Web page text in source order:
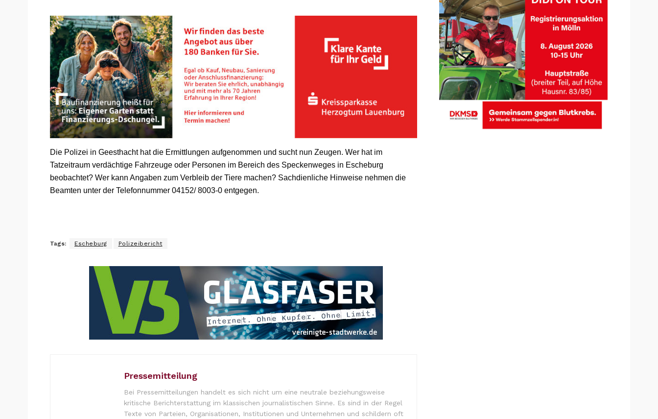
Die Polizei in Geesthacht hat die Ermittlungen aufgenommen und sucht nun Zeugen. Wer hat im
Tatzeitraum verdächtige Fahrzeuge oder Personen im Bereich des Speckenweges in Escheburg
beobachtet? Wer kann Angaben zum Verbleib der Tiere machen? Sachdienliche Hinweise nehmen die
Beamten unter der Telefonnummer 04152/ 8003-0 entgegen.
Tags: Escheburg Polizeibericht
Pressemitteilung
Bei Pressemitteilungen handelt es sich nicht um eine neutrale beziehungsweise
kritische Berichterstattung im klassischen journalistischen Sinne. Es sind in der Regel
Texte von Parteien, Organisationen, Institutionen und Unternehmen und schildern oft